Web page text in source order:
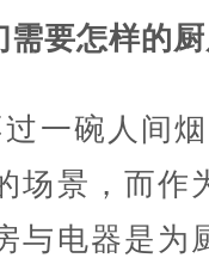
要怎样的
碗人间烟
场景，而作
与电器是为